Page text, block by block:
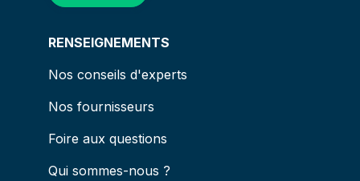
RENSEIGNEMENTS
Nos conseils d'experts
Nos fournisseurs
Foire aux questions
Qui sommes-nous ?